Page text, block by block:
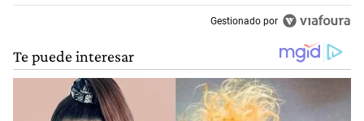
Gestionado por